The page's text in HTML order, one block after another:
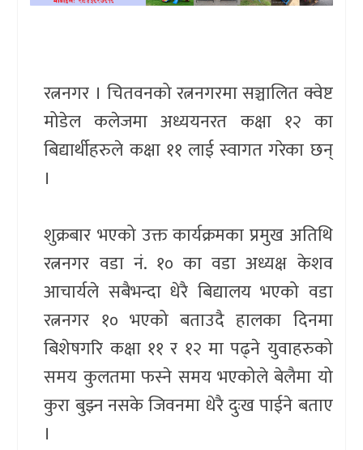
स्वास्थ्य/
रोचक
अन्तर्वार्ता
रत्ननगर । चितवनको रत्ननगरमा सञ्चालित क्वेष्ट
मोडेल कलेजमा अध्ययनरत कक्षा १२ का
बिद्यार्थीहरुले कक्षा ११ लाई स्वागत गरेका छन्
।
शुक्रबार भएको उक्त कार्यक्रमका प्रमुख अतिथि
रत्ननगर वडा नं. १० का वडा अध्यक्ष केशव
आचार्यले सबैभन्दा धेरै बिद्यालय भएको वडा
रत्ननगर १० भएको बताउदै हालका दिनमा
बिशेषगरि कक्षा ११ र १२ मा पढ्ने युवाहरुको
समय कुलतमा फस्ने समय भएकोले बेलैमा यो
कुरा बुझ्न नसके जिवनमा धेरै दुःख पाईने बताए
।